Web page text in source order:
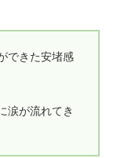
できた安堵感
涙が流れてき